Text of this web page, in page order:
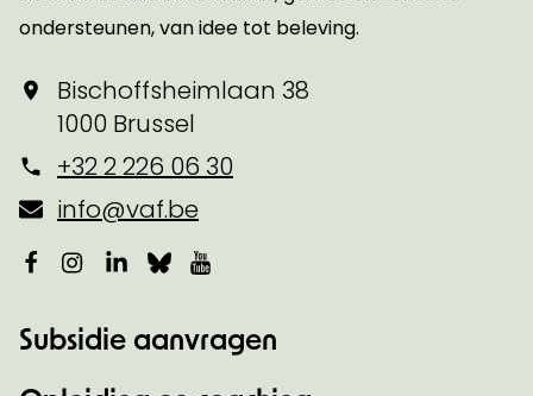
ondersteunen, van idee tot beleving.
Bischoffsheimlaan 38
1000 Brussel
+32 2 226 06 30
info@vaf.be
Facebook
Instagram
LinkedIn
Bluesky
Subsidie aanvragen